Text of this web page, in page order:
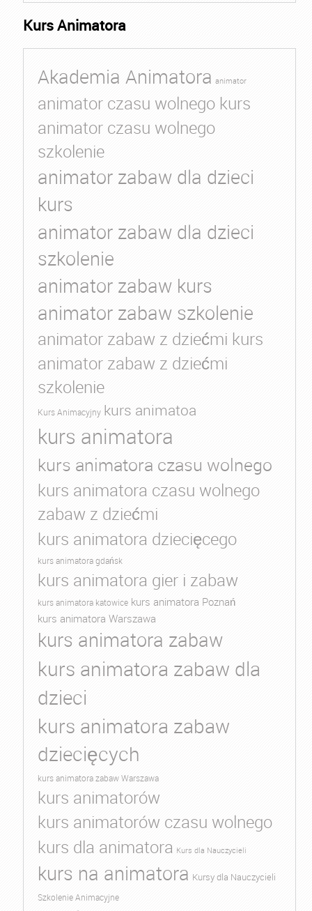
Kurs Animatora
Akademia Animatora animator
animator czasu wolnego kurs
animator czasu wolnego
szkolenie
animator zabaw dla dzieci
kurs
animator zabaw dla dzieci
szkolenie
animator zabaw kurs
animator zabaw szkolenie
animator zabaw z dziećmi kurs
animator zabaw z dziećmi
szkolenie
Kurs Animacyjny kurs animatoa
kurs animatora
kurs animatora czasu wolnego
kurs animatora czasu wolnego
zabaw z dziećmi
kurs animatora dziecięcego
kurs animatora gdańsk
kurs animatora gier i zabaw
kurs animatora katowice kurs animatora Poznań
kurs animatora Warszawa
kurs animatora zabaw
kurs animatora zabaw dla
dzieci
kurs animatora zabaw
dziecięcych
kurs animatora zabaw Warszawa
kurs animatorów
kurs animatorów czasu wolnego
kurs dla animatora Kurs dla Nauczycieli
kurs na animatora Kursy dla Nauczycieli
Szkolenie Animacyjne